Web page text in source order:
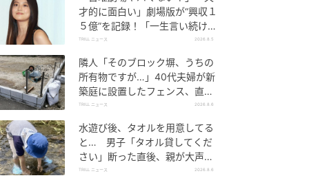
才的に面白い」劇場版が“興収１
５億”を記録！「一生言い続け
る」放送後も続く“切望の声”
TRILL ニュース 2026.8.5
隣人「そのブロック塀、うちの
所有物ですが…」40代夫婦が新
築庭に設置したフェンス、直後
に迫られた"顛末"
TRILL ニュース 2026.8.6
水遊び後、タオルを用意してる
と… 男子「タオル貸してくだ
さい」断った直後、親が大声で
放った一言に絶句
TRILL ニュース 2026.8.6